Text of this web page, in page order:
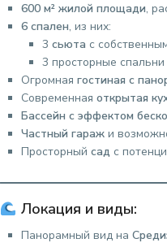
600 м² жилой площади,
6 спален, из них:
3 сьюта с
3 просторные
Огромная гостиная с
Современная открытая
Бассейн с эффектом
Частный гараж и
Просторный сад с
Локация и виды:
Панорамный вид на